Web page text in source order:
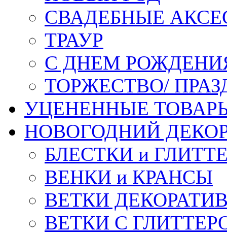
СВАДЕБНЫЕ
ТРАУР
С ДНЕМ
ТОРЖЕСТВО/
УЦЕНЕННЫЕ
НОВОГОДНИЙ
БЛЕСТКИ и
ВЕНКИ и КРАНСЫ
ВЕТКИ
ВЕТКИ С